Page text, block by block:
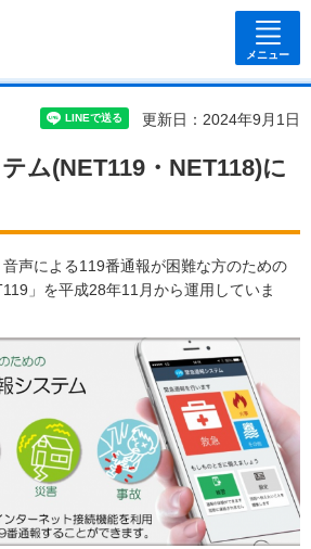
メニュー
更新日：2024年9月1日
ム(NET119・NET118)に
声による119番通報が困難な方のための
」を平成28年11月から運用していま